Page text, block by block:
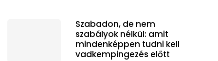
Szabadon, de nem
szabályok nélkül: amit
mindenképpen tudni kell
vadkempingezés előtt